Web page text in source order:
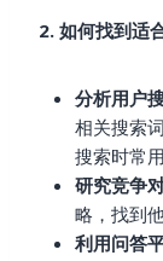
2. 如何找到适
分析用户
相关搜索
搜索时常
研究竞争
略，找到
利用问答